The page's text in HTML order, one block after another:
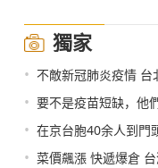
獨家
• 不敵新冠肺炎疫情 台
• 要不是疫苗短缺，他
• 在京台胞40余人到門頭溝小
• 菜價飆漲 快遞爆倉